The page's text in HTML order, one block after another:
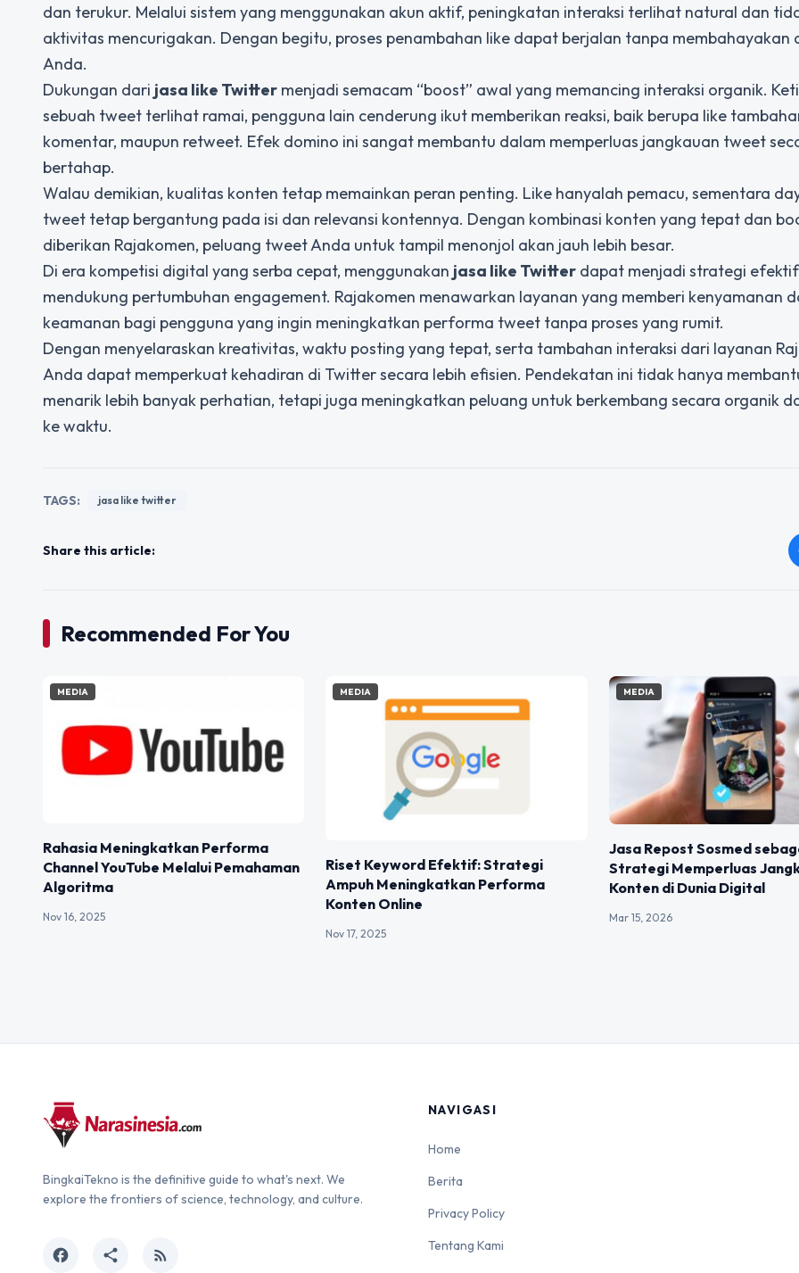
dan terukur. Melalui sistem yang menggunakan akun aktif, peningkatan interaksi terlihat natural dan
aktivitas mencurigakan. Dengan begitu, proses penambahan like dapat berjalan tanpa membahayakan
Anda.
Dukungan dari jasa like Twitter menjadi semacam “boost” awal yang memancing interaksi organik.
sebuah tweet terlihat ramai, pengguna lain cenderung ikut memberikan reaksi, baik berupa like
komentar, maupun retweet. Efek domino ini sangat membantu dalam memperluas jangkauan tweet
bertahap.
Walau demikian, kualitas konten tetap memainkan peran penting. Like hanyalah pemacu, sementara
tweet tetap bergantung pada isi dan relevansi kontennya. Dengan kombinasi konten yang tepat dan
diberikan Rajakomen, peluang tweet Anda untuk tampil menonjol akan jauh lebih besar.
Di era kompetisi digital yang serba cepat, menggunakan jasa like Twitter dapat menjadi strategi
mendukung pertumbuhan engagement. Rajakomen menawarkan layanan yang memberi kenyamanan
keamanan bagi pengguna yang ingin meningkatkan performa tweet tanpa proses yang rumit.
Dengan menyelaraskan kreativitas, waktu posting yang tepat, serta tambahan interaksi dari layanan
Anda dapat memperkuat kehadiran di Twitter secara lebih efisien. Pendekatan ini tidak hanya
menarik lebih banyak perhatian, tetapi juga meningkatkan peluang untuk berkembang secara organik
ke waktu.
TAGS: jasa like twitter
Share this article:
Recommended For You
MEDIA
Rahasia Meningkatkan Performa
Channel YouTube Melalui Pemahaman
Algoritma
Nov 16, 2025
MEDIA
Riset Keyword Efektif: Strategi
Ampuh Meningkatkan Performa
Konten Online
Nov 17, 2025
MEDIA
Jasa Repost Sosmed
Strategi Memperluas
Konten di Dunia Digital
Mar 15, 2026
BingkaiTekno is the definitive guide to what's next. We
explore the frontiers of science, technology, and culture.
facebook share rss_feed
NAVIGASI
Home
Berita
Privacy Policy
Tentang Kami